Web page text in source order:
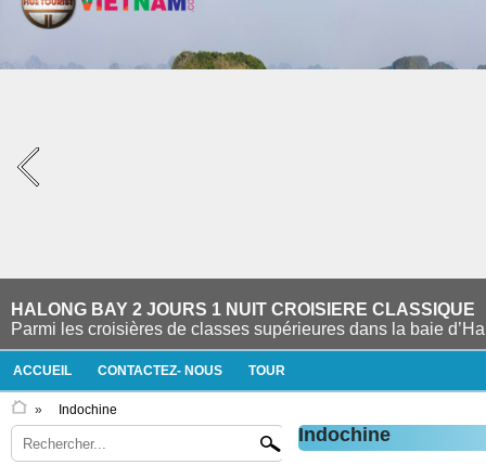
HALONG BAY 2 JOURS 1 NUIT CROISIERE CLASSIQUE
Parmi les croisières de classes supérieures dans la baie
ACCUEIL CONTACTEZ- NOUS TOUR
» Indochine
Indochine